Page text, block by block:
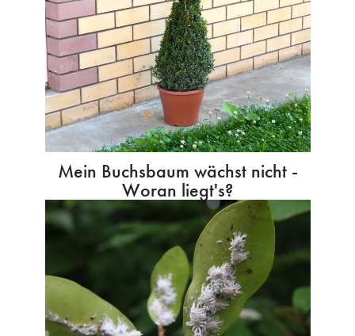
Mein Buchsbaum wächst nicht -
Woran liegt's?